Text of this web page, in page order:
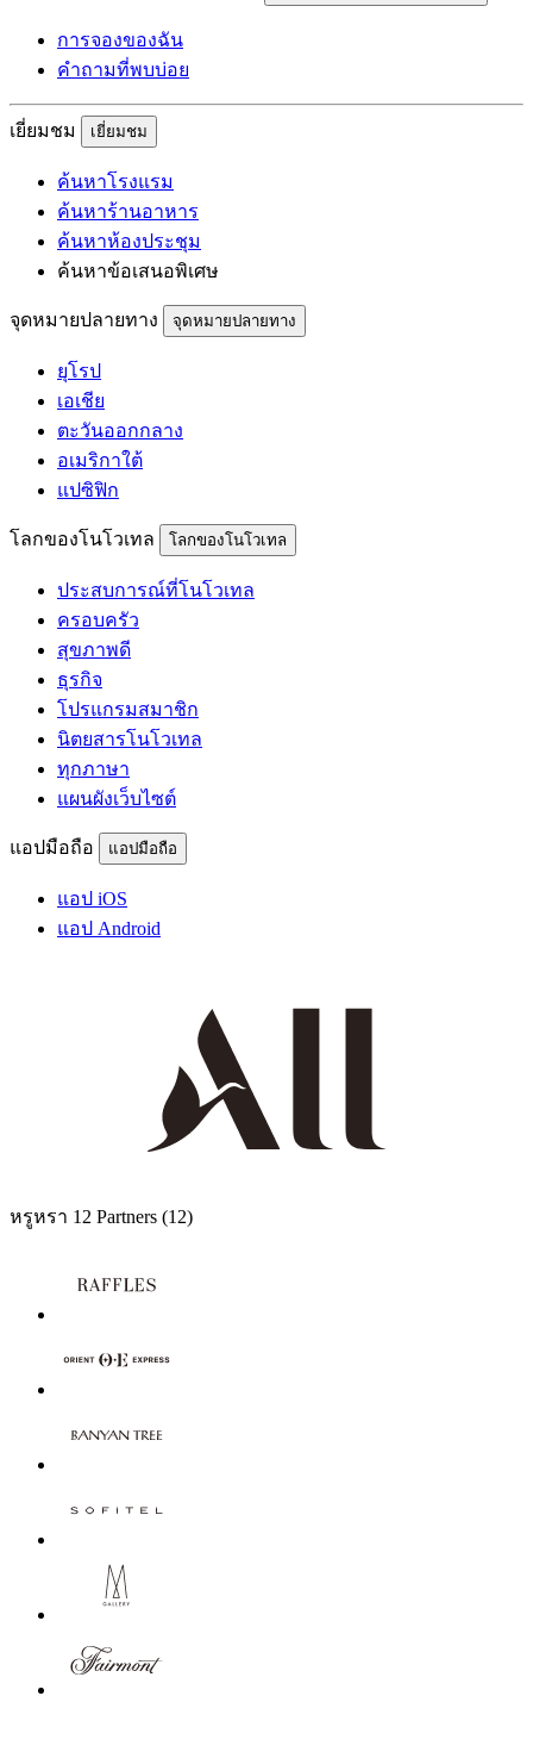
การจองของฉัน
คำถามที่พบบ่อย
เยี่ยมชม เยี่ยมชม
ค้นหาโรงแรม
ค้นหาร้านอาหาร
ค้นหาห้องประชุม
ค้นหาข้อเสนอพิเศษ
จุดหมายปลายทาง จุดหมายปลายทาง
ยุโรป
เอเชีย
ตะวันออกกลาง
อเมริกาใต้
แปซิฟิก
โลกของโนโวเทล โลกของโนโวเทล
ประสบการณ์ที่โนโวเทล
ครอบครัว
สุขภาพดี
ธุรกิจ
โปรแกรมสมาชิก
นิตยสารโนโวเทล
ทุกภาษา
แผนผังเว็บไซต์
แอปมือถือ แอปมือถือ
แอป iOS
แอป Android
หรูหรา 12 Partners (12)